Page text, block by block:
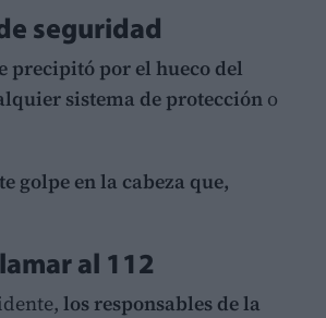
seguridad
precipitó por el hueco del
sistema de protección o
golpe en la cabeza que,
al 112
los responsables de la